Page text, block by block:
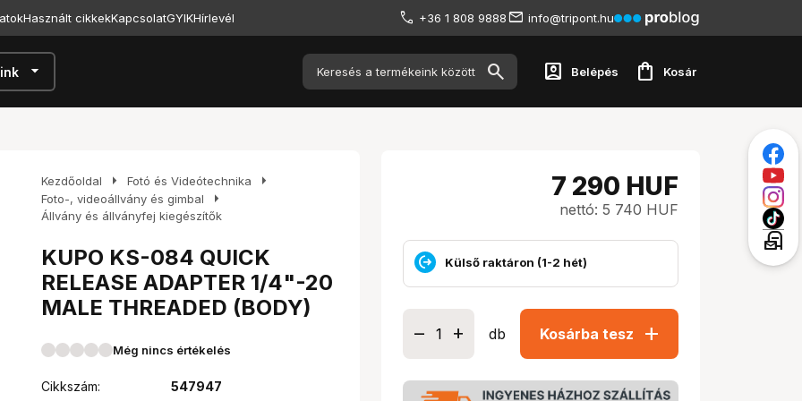
Használt cikkekKapcsolatGYIKHírlevél +36 1 808 9888 info@tripont.hu
arrow_drop_down account_box Belépés shopping_bag Kosár
Kezdőoldal arrow_right Fotó és Videótechnika arrow_right
Foto-, videoállvány és gimbal arrow_right
Állvány és állványfej kiegészítők
KUPO KS-084 QUICK
RELEASE ADAPTER 1/4"-20
MALE THREADED (BODY)
Még nincs értékelés
Cikkszám:
547947
7 290 HUF
nettó: 5 740 HUF
Külső raktáron (1-2 hét)
db Kosárba tesz add
local_post_office